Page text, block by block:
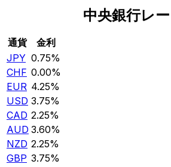
中央銀行レー
通貨
金利
JPY 0.75%
CHF 0.00%
EUR 4.25%
USD 3.75%
CAD 2.25%
AUD 3.60%
NZD 2.25%
GBP 3.75%